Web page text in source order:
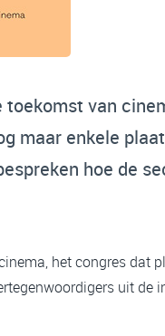
van
maar enkele
hoe de
het congres dat
uit de